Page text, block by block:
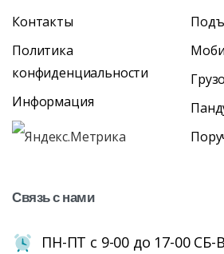
Контакты
Политика
конфиденциальности
Информация
Связьснами
ПН-ПТ с 9-00 до 17-00